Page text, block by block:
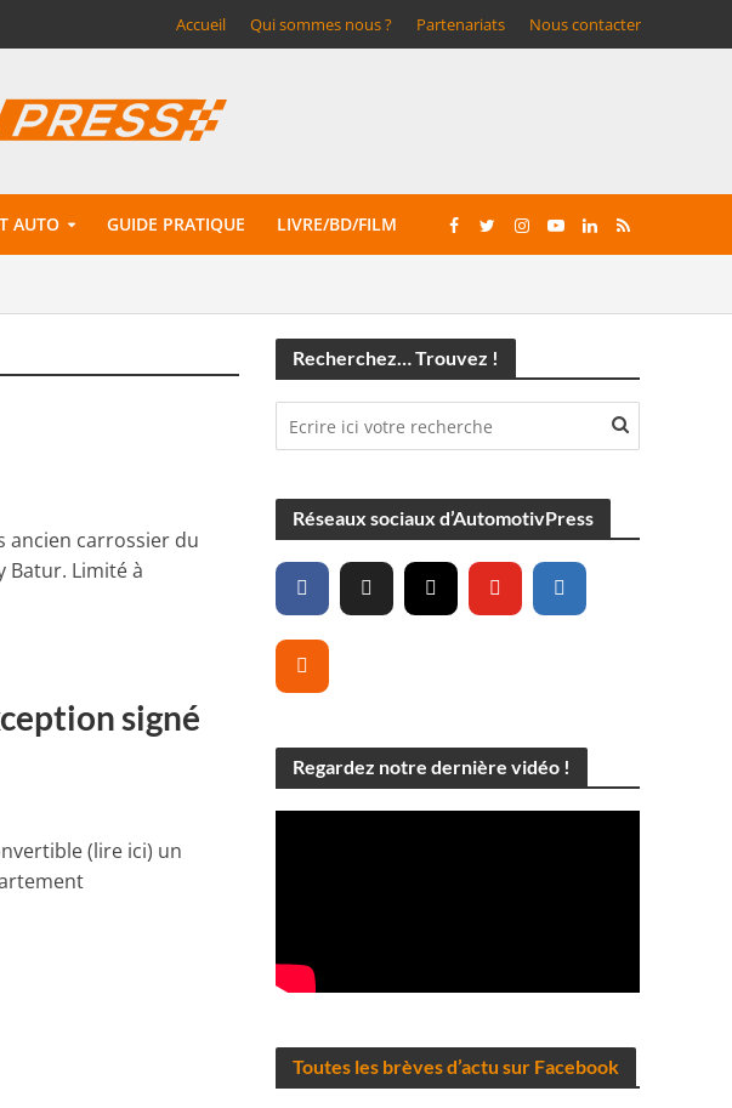
Accueil Qui sommes nous ? Partenariats Nous contacter
AUTO GUIDE PRATIQUE LIVRE/BD/FILM
ancien carrossier du
Batur. Limité à
signé
(lire ici) un
Recherchez… Trouvez !
Réseaux sociaux d’AutomotivPress
Regardez notre dernière vidéo !
Toutes les brèves d’actu sur Facebook